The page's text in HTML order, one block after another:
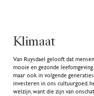
Klimaat
Van Ruysdael gelooft dat
mooie en gezonde
maar ook in volgende
investeren in ons cultuurgoed,
welzijn, want die zijn van